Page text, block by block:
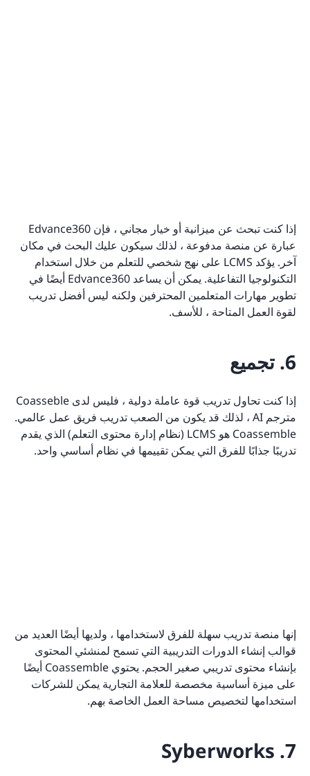
إذا كنت تبحث عن ميزانية أو خيار مجاني ، فإن Edvance360
عبارة عن منصة مدفوعة ، لذلك سيكون عليك البحث في مكان
آخر. يؤكد LCMS على نهج شخصي للتعلم من خلال استخدام
التكنولوجيا التفاعلية. يمكن أن يساعد Edvance360 أيضًا في
تطوير مهارات المتعلمين المحترفين ولكنه ليس أفضل تدريب
لقوة العمل المتاحة ، للأسف.
6. تجميع
إذا كنت تحاول تدريب قوة عاملة دولية ، فليس لدى Coasseble
مترجم AI ، لذلك قد يكون من الصعب تدريب فريق عمل عالمي.
Coassemble هو LCMS (نظام إدارة محتوى التعلم) الذي يقدم
تدريبًا جذابًا للفرق التي يمكن تقييمها في نظام أساسي واحد.
إنها منصة تدريب سهلة للفرق لاستخدامها ، ولديها أيضًا العديد من
قوالب إنشاء الدورات التدريبية التي تسمح لمنشئي المحتوى
بإنشاء محتوى تدريبي صغير الحجم. يحتوي Coassemble أيضًا
على ميزة أساسية مخصصة للعلامة التجارية يمكن للشركات
استخدامها لتخصيص مساحة العمل الخاصة بهم.
7. Syberworks